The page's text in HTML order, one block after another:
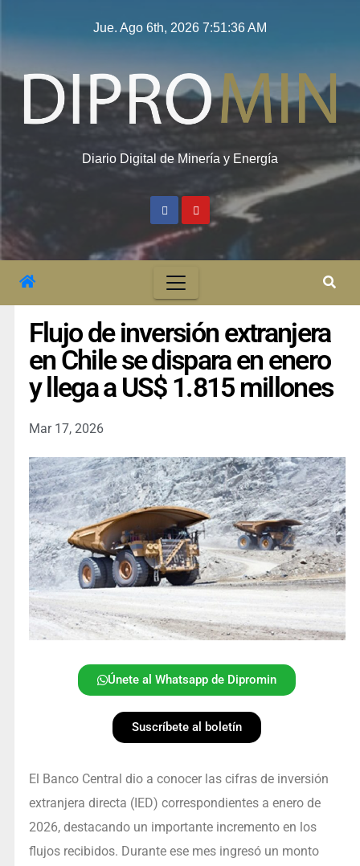
Jue. Ago 6th, 2026 7:51:37 AM
Diario Digital de Minería y Energía
Flujo de inversión extranjera
en Chile se dispara en enero
y llega a US$ 1.815 millones
Mar 17, 2026
Únete al Whatsapp de Dipromin
Suscríbete al boletín
El Banco Central dio a conocer las cifras de inversión
extranjera directa (IED) correspondientes a enero de
2026, destacando un importante incremento en los
flujos recibidos. Durante ese mes ingresó un monto